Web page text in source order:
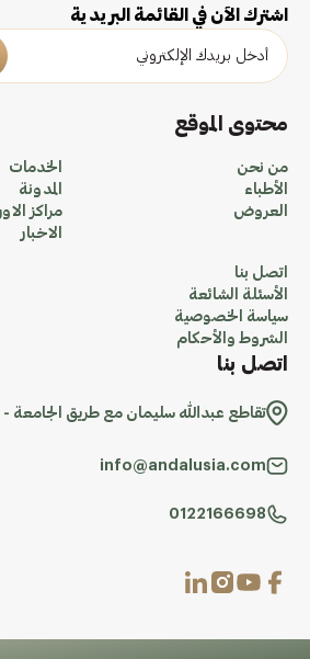
اشترك الآن في القائمة البريدية
محتوى الموقع
من نحن
الأطباء
العروض
الخدمات
المدونة
مراكز
الاخبار
اتصل بنا
الأسئلة الشائعة
سياسة الخصوصية
الشروط والأحكام
اتصل بنا
تقاطع عبدالله سليمان مع طريق الجامعة
info@andalusia.com
0122166698